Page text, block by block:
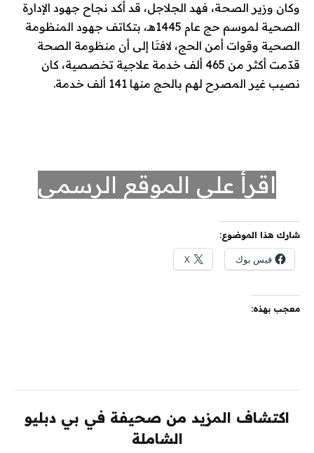
وكان وزير الصحة، فهد الجلاجل، قد أكد نجاح جهود الإدارة
الصحية لموسم حج عام 1445هـ، بتكاتف جهود المنظومة
الصحية وقوات أمن الحج، لافتَا إلى أن منظومة الصحة
قدّمت أكثر من 465 ألف خدمة علاجية تخصصية، كان
نصيب غير المصرح لهم بالحج منها 141 ألف خدمة.
اقرأ على الموقع الرسمي
شارك هذا الموضوع:
فيس بوك X
معجب بهذه:
اكتشاف المزيد من صحيفة في بي دبليو
الشاملة